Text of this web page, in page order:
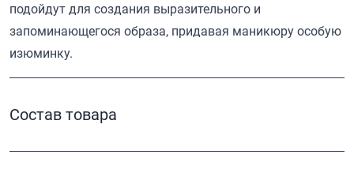
подойдут для создания выразительного и
запоминающегося образа, придавая маникюру особую
изюминку.
Состав товара